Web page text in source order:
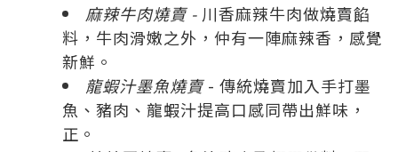
麻辣牛肉燒賣 - 川香麻辣牛肉做燒賣餡
料，牛肉滑嫩之外，仲有一陣麻辣香，感覺
新鮮。
龍蝦汁墨魚燒賣- 傳統燒賣加入手打墨
魚、豬肉、龍蝦汁提高口感同帶出鮮味，
正。